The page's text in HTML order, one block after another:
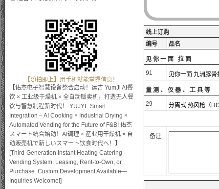
线上订购
编号
品名
见你一面 拉面
91
见你一面 九洲豚
量测、仪器、工具等
29
分离式 热风枪（
备注
【随拍即上】用手机就能掌握信息！
【佑杰电子智慧设备整合启动！运吉 YumJi AI餐
饮 × 工业级干燥机 × 全自动贩卖机，打造无人餐
饮与智慧制程新时代！ YUJYE Smart
Integration – AI Cooking × Industrial Drying ×
Automated Vending for the Future of F&B! 佑杰
スマート统合始动！AI调理 × 産业用干燥机 × 自
动贩売机で新しいスマート饮食时代へ！】
[Third-Generation Instant Heating Catering
Vending System: Leasing, Rent-to-Own, or
Purchase. Custom Development Available—
Inquiries Welcome!]